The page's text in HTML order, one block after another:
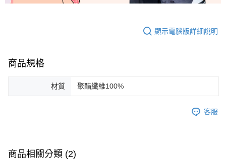
顯示電腦版詳細說明
商品規格
材質 聚酯纖維100%
客服
商品相關分類 (2)